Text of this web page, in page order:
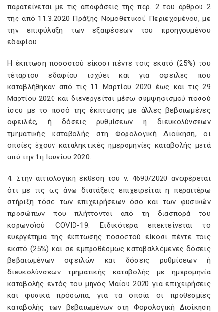
παρατείνεται με τις αποφάσεις της παρ. 2 του άρθρου 2
της από 11.3.2020 Πράξης Νομοθετικού Περιεχομένου, με
την επιφύλαξη των εξαιρέσεων του προηγουμένου
εδαφίου.
Η έκπτωση ποσοστού είκοσι πέντε τοις εκατό (25%) του
τέταρτου εδαφίου ισχύει και για οφειλές που
καταβλήθηκαν από τις 11 Μαρτίου 2020 έως και τις 29
Μαρτίου 2020 και διενεργείται μέσω συμψηφισμού ποσού
ίσου με το ποσό της έκπτωσης με άλλες βεβαιωμένες
οφειλές, ή δόσεις ρυθμίσεων ή διευκολύνσεων
τμηματικής καταβολής στη Φορολογική Διοίκηση, οι
οποίες έχουν καταληκτικές ημερομηνίες καταβολής μετά
από την 1η Ιουνίου 2020.
4. Στην αιτιολογική έκθεση του ν. 4690/2020 αναφέρεται
ότι με τις ως άνω διατάξεις επιχειρείται η περαιτέρω
στήριξη τόσο των επιχειρήσεων όσο και των φυσικών
προσώπων που πλήττονται από τη διασπορά του
κορωνοϊού COVID-19. Ειδικότερα επεκτείνεται το
ευεργέτημα της έκπτωσης ποσοστού είκοσι πέντε τοις
εκατό (25%) και σε εμπροθέσμως καταβαλλόμενες δόσεις
βεβαιωμένων οφειλών και δόσεις ρυθμίσεων ή
διευκολύνσεων τμηματικής καταβολής με ημερομηνία
καταβολής εντός του μηνός Μαΐου 2020 για επιχειρήσεις
και φυσικά πρόσωπα, για τα οποία οι προθεσμίες
καταβολής των βεβαιωμένων στη Φορολογική Διοίκηση